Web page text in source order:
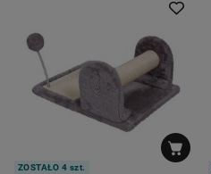
ZOSTAŁO 4 szt.